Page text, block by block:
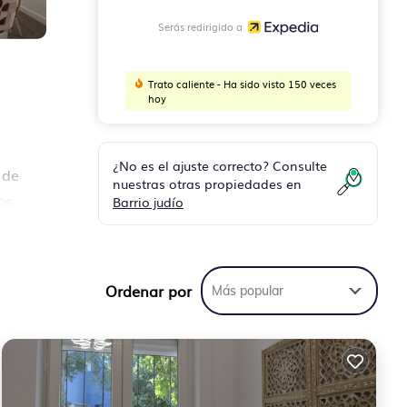
Serás redirigido a
Trato caliente - Ha sido visto 150 veces
hoy
¿No es el ajuste correcto? Consulte
nuestras otras propiedades en
Barrio judío
Ordenar por Más popular